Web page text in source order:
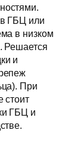
ГБЦ или
в низком
Решается
и
При
стоит
ГБЦ и